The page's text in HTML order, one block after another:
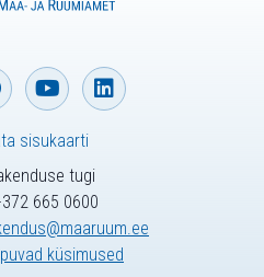
tugi
665 0600
küsimused
sisukaarti